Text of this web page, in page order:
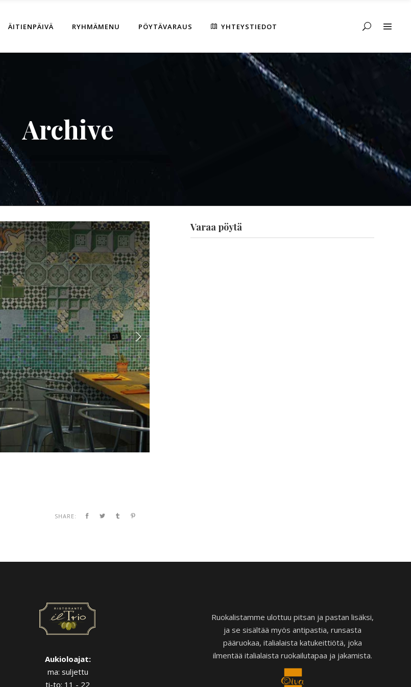
ÄITIENPÄIVÄ RYHMÄMENU PÖYTÄVARAUS YHTEYSTIEDOT
Archive
SHARE:
Varaa pöytä
Aukioloajat:
ma: suljettu
ti-to: 11 - 22
Ruokalistamme ulottuu pitsan ja pastan lisäksi,
ja se sisältää myös antipastia, runsasta
pääruokaa, italialaista katukeittiötä, joka
ilmentää italialaista ruokailutapaa ja jakamista.